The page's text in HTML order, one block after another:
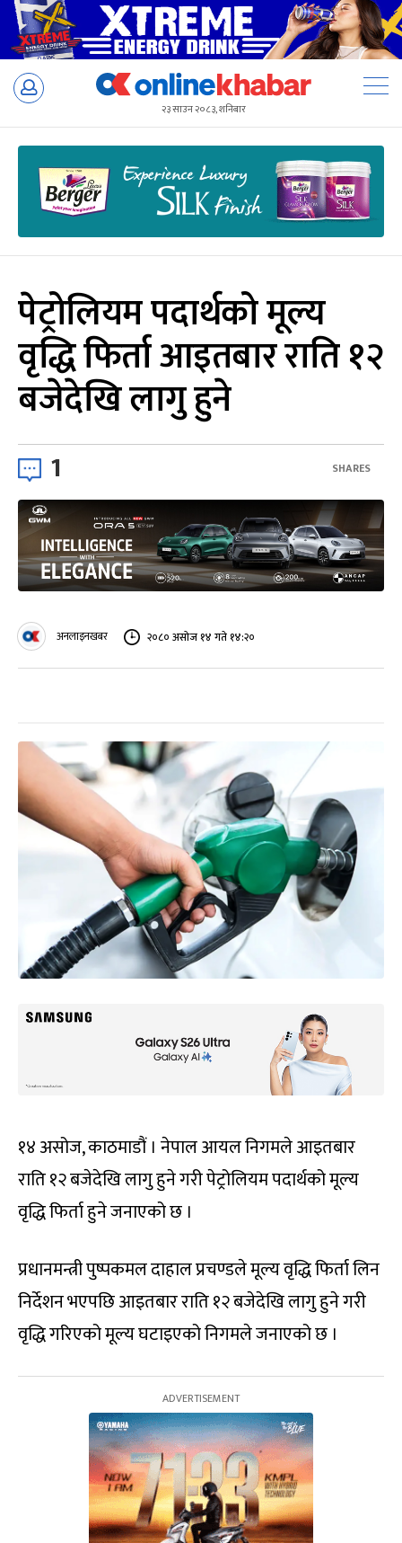
Skip
२३ साउन २०८३, शनिबार
पेट्रोलियम पदार्थको मूल्य
वृद्धि फिर्ता आइतबार राति १२
बजेदेखि लागु हुने
1 SHARES
अनलाइनखबर २०८० असोज १४ गते १४:२०
१४ असोज, काठमाडौं । नेपाल आयल निगमले आइतबार
राति १२ बजेदेखि लागु हुने गरी पेट्रोलियम पदार्थको मूल्य
वृद्धि फिर्ता हुने जनाएको छ ।
प्रधानमन्त्री पुष्पकमल दाहाल प्रचण्डले मूल्य वृद्धि फिर्ता लिन
निर्देशन भएपछि आइतबार राति १२ बजेदेखि लागु हुने गरी
वृद्धि गरिएको मूल्य घटाइएको निगमले जनाएको छ ।